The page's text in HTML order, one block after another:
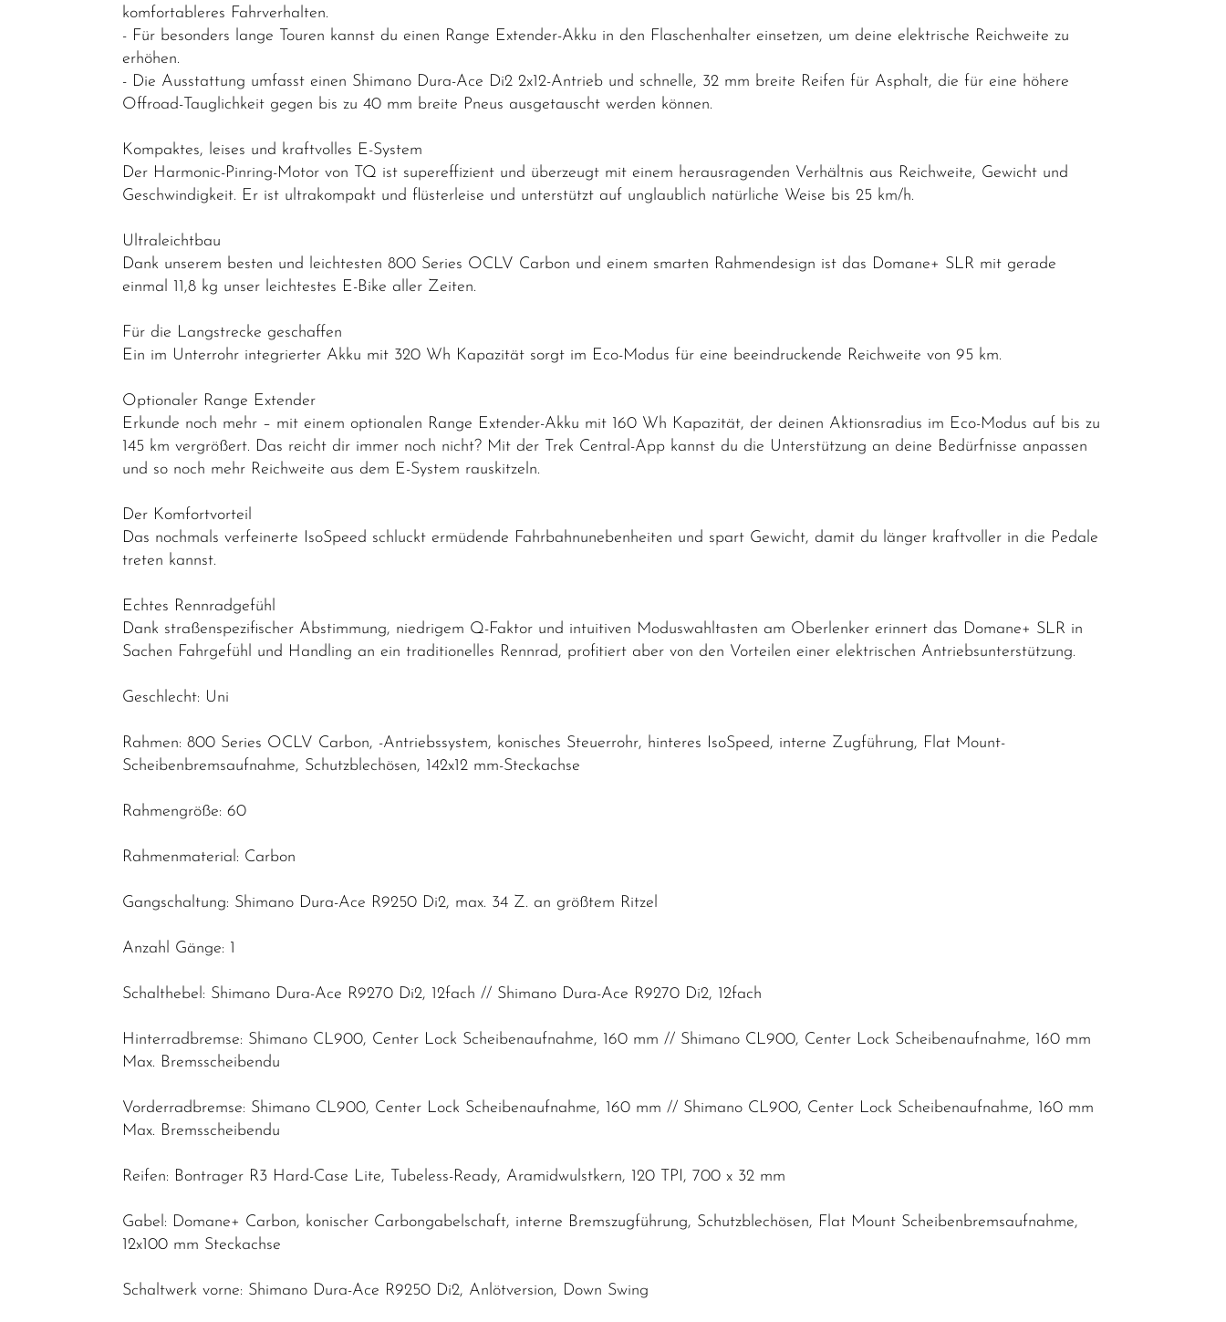
komfortableres Fahrverhalten.
- Für besonders lange Touren kannst du einen Range Extender-Akku in den Flaschenhalter einsetzen, um deine elektrische Reichweite zu
erhöhen.
- Die Ausstattung umfasst einen Shimano Dura-Ace Di2 2x12-Antrieb und schnelle, 32 mm breite Reifen für Asphalt, die für eine höhere
Offroad-Tauglichkeit gegen bis zu 40 mm breite Pneus ausgetauscht werden können.
Kompaktes, leises und kraftvolles E-System
Der Harmonic-Pinring-Motor von TQ ist supereffizient und überzeugt mit einem herausragenden Verhältnis aus Reichweite, Gewicht und
Geschwindigkeit. Er ist ultrakompakt und flüsterleise und unterstützt auf unglaublich natürliche Weise bis 25 km/h.
Ultraleichtbau
Dank unserem besten und leichtesten 800 Series OCLV Carbon und einem smarten Rahmendesign ist das Domane+ SLR mit gerade
einmal 11,8 kg unser leichtestes E-Bike aller Zeiten.
Für die Langstrecke geschaffen
Ein im Unterrohr integrierter Akku mit 320 Wh Kapazität sorgt im Eco-Modus für eine beeindruckende Reichweite von 95 km.
Optionaler Range Extender
Erkunde noch mehr – mit einem optionalen Range Extender-Akku mit 160 Wh Kapazität, der deinen Aktionsradius im Eco-Modus auf bis zu
145 km vergrößert. Das reicht dir immer noch nicht? Mit der Trek Central-App kannst du die Unterstützung an deine Bedürfnisse anpassen
und so noch mehr Reichweite aus dem E-System rauskitzeln.
Der Komfortvorteil
Das nochmals verfeinerte IsoSpeed schluckt ermüdende Fahrbahnunebenheiten und spart Gewicht, damit du länger kraftvoller in die Pedale
treten kannst.
Echtes Rennradgefühl
Dank straßenspezifischer Abstimmung, niedrigem Q-Faktor und intuitiven Moduswahltasten am Oberlenker erinnert das Domane+ SLR in
Sachen Fahrgefühl und Handling an ein traditionelles Rennrad, profitiert aber von den Vorteilen einer elektrischen Antriebsunterstützung.
Geschlecht: Uni
Rahmen: 800 Series OCLV Carbon, -Antriebssystem, konisches Steuerrohr, hinteres IsoSpeed, interne Zugführung, Flat Mount-
Scheibenbremsaufnahme, Schutzblechösen, 142x12 mm-Steckachse
Rahmengröße: 60
Rahmenmaterial: Carbon
Gangschaltung: Shimano Dura-Ace R9250 Di2, max. 34 Z. an größtem Ritzel
Anzahl Gänge: 1
Schalthebel: Shimano Dura-Ace R9270 Di2, 12fach // Shimano Dura-Ace R9270 Di2, 12fach
Hinterradbremse: Shimano CL900, Center Lock Scheibenaufnahme, 160 mm // Shimano CL900, Center Lock Scheibenaufnahme, 160 mm
Max. Bremsscheibendu
Vorderradbremse: Shimano CL900, Center Lock Scheibenaufnahme, 160 mm // Shimano CL900, Center Lock Scheibenaufnahme, 160 mm
Max. Bremsscheibendu
Reifen: Bontrager R3 Hard-Case Lite, Tubeless-Ready, Aramidwulstkern, 120 TPI, 700 x 32 mm
Gabel: Domane+ Carbon, konischer Carbongabelschaft, interne Bremszugführung, Schutzblechösen, Flat Mount Scheibenbremsaufnahme,
12x100 mm Steckachse
Schaltwerk vorne: Shimano Dura-Ace R9250 Di2, Anlötversion, Down Swing